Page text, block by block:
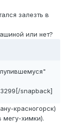
залезть в
или нет?
snapback]
красногорск)
мегу-химки).